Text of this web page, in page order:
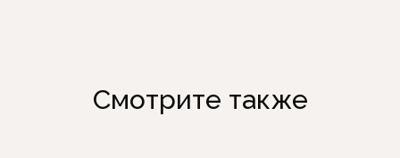
Смотрите также